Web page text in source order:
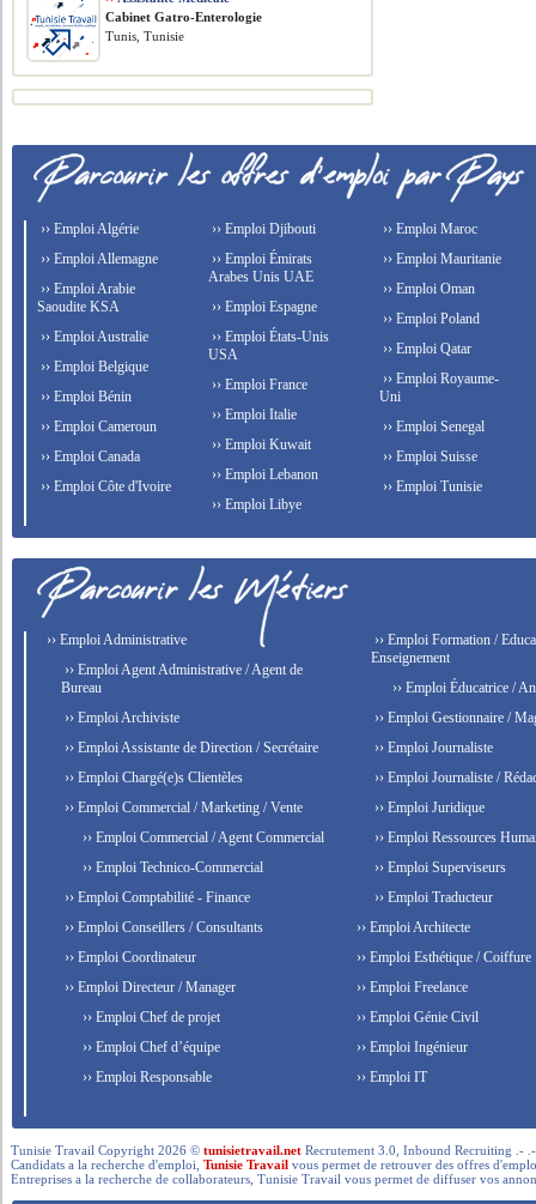
Cabinet Gatro-Enterologie
Tunis, Tunisie
›› Emploi Algérie
›› Emploi Allemagne
›› Emploi Arabie
Saoudite KSA
›› Emploi Australie
›› Emploi Belgique
›› Emploi Bénin
›› Emploi Cameroun
›› Emploi Canada
›› Emploi Côte d'Ivoire
›› Emploi Djibouti
›› Emploi Émirats
Arabes Unis UAE
›› Emploi Espagne
›› Emploi États-Unis
USA
›› Emploi France
›› Emploi Italie
›› Emploi Kuwait
›› Emploi Lebanon
›› Emploi Libye
›› Emploi Maroc
›› Emploi Mauritanie
›› Emploi Oman
›› Emploi Poland
›› Emploi Qatar
›› Emploi Royaume-
Uni
›› Emploi Senegal
›› Emploi Suisse
›› Emploi Tunisie
›› Emploi Administrative
›› Emploi Agent Administrative / Agent de
Bureau
›› Emploi Archiviste
›› Emploi Assistante de Direction / Secrétaire
›› Emploi Chargé(e)s Clientèles
›› Emploi Commercial / Marketing / Vente
›› Emploi Commercial / Agent Commercial
›› Emploi Technico-Commercial
›› Emploi Comptabilité - Finance
›› Emploi Conseillers / Consultants
›› Emploi Coordinateur
›› Emploi Directeur / Manager
›› Emploi Chef de projet
›› Emploi Chef d’équipe
›› Emploi Responsable
›› Emploi Formation /
Enseignement
›› Emploi Éducatrice /
›› Emploi Gestionnaire /
›› Emploi Journaliste
›› Emploi Journaliste /
›› Emploi Juridique
›› Emploi Ressources
›› Emploi Superviseurs
›› Emploi Traducteur
›› Emploi Architecte
›› Emploi Esthétique / Coiffure
›› Emploi Freelance
›› Emploi Génie Civil
›› Emploi Ingénieur
›› Emploi IT
Tunisie Travail Copyright 2026 ©tunisietravail.net Recrutement 3.0, Inbound Recruiting .-
Candidats a la recherche d'emploi,Tunisie Travail vous permet de retrouver des offres
Entreprises a la recherche de collaborateurs, Tunisie Travail vous permet de diffuser vos